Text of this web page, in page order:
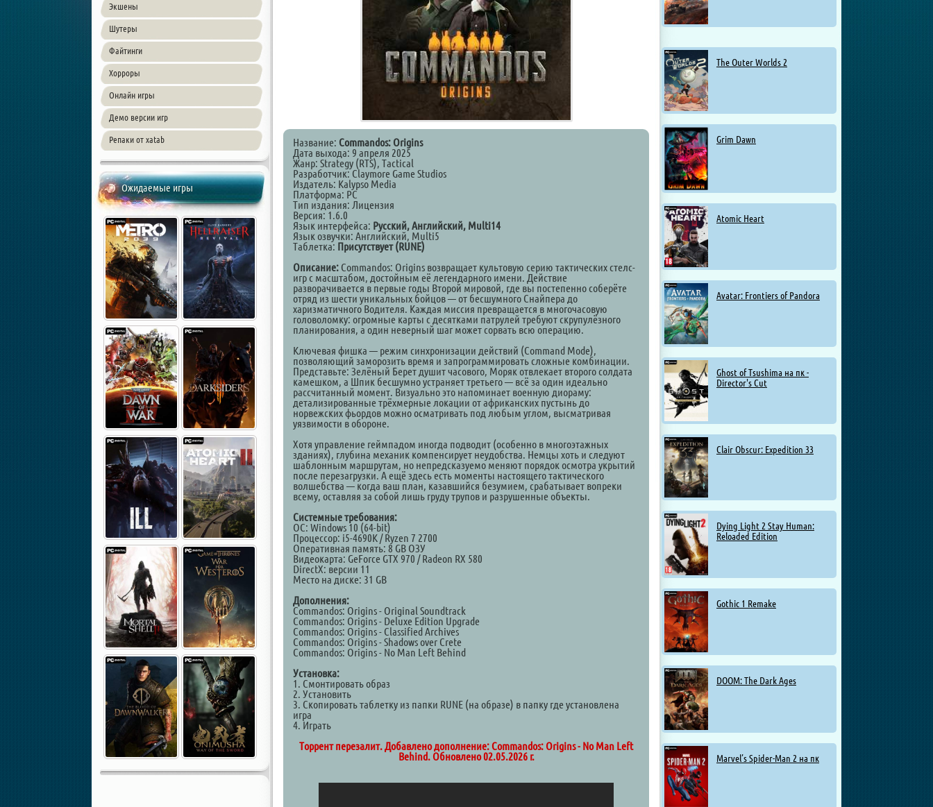
Экшены
Шутеры
Файтинги
Хорроры
Онлайн игры
Демо версии игр
Репаки от xatab
Ожидаемые игры
The Outer Worlds 2
Grim Dawn
Atomic Heart
Avatar: Frontiers of Pandora
Ghost of Tsushima на пк -
Director's Cut
Clair Obscur: Expedition 33
Dying Light 2 Stay Human:
Reloaded Edition
Gothic 1 Remake
DOOM: The Dark Ages
Marvel’s Spider-Man 2 на пк
Название: Commandos: Origins
Дата выхода: 9 апреля 2025
Жанр: Strategy (RTS), Tactical
Разработчик: Claymore Game Studios
Издатель: Kalypso Media
Платформа: PC
Тип издания: Лицензия
Версия: 1.6.0
Язык интерфейса: Русский, Английский, Multi14
Язык озвучки: Английский, Multi5
Таблетка: Присутствует (RUNE)
Описание: Commandos: Origins возвращает культовую серию тактических стелс-
игр с масштабом, достойным её легендарного имени. Действие
разворачивается в первые годы Второй мировой, где вы постепенно соберёте
отряд из шести уникальных бойцов — от бесшумного Снайпера до
харизматичного Водителя. Каждая миссия превращается в многочасовую
головоломку: огромные карты с десятками патрулей требуют скрупулёзного
планирования, а один неверный шаг может сорвать всю операцию.
Ключевая фишка — режим синхронизации действий (Command Mode),
позволяющий заморозить время и запрограммировать сложные комбинации.
Представьте: Зелёный Берет душит часового, Моряк отвлекает второго солдата
камешком, а Шпик бесшумно устраняет третьего — всё за один идеально
рассчитанный момент. Визуально это напоминает военную диораму:
детализированные трёхмерные локации от африканских пустынь до
норвежских фьордов можно осматривать под любым углом, высматривая
уязвимости в обороне.
Хотя управление геймпадом иногда подводит (особенно в многоэтажных
зданиях), глубина механик компенсирует неудобства. Немцы хоть и следуют
шаблонным маршрутам, но непредсказуемо меняют порядок осмотра укрытий
после перезагрузки. А ещё здесь есть моменты настоящего тактического
волшебства — когда ваш план, казавшийся безумием, срабатывает вопреки
всему, оставляя за собой лишь груду трупов и разрушенные объекты.
Системные требования:
ОС: Windows 10 (64-bit)
Процессор: i5-4690K / Ryzen 7 2700
Оперативная память: 8 GB ОЗУ
Видеокарта: GeForce GTX 970 / Radeon RX 580
DirectX: версии 11
Место на диске: 31 GB
Дополнения:
Commandos: Origins - Original Soundtrack
Commandos: Origins - Deluxe Edition Upgrade
Commandos: Origins - Classified Archives
Commandos: Origins - Shadows over Crete
Commandos: Origins - No Man Left Behind
Установка:
1. Смонтировать образ
2. Установить
3. Скопировать таблетку из папки RUNE (на образе) в папку где установлена
игра
4. Играть
Торрент перезалит. Добавлено дополнение: Commandos: Origins - No Man Left
Behind. Обновлено 02.05.2026 г.